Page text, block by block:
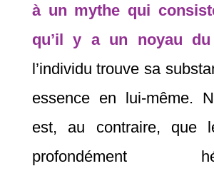
à un mythe qui
qu’il y a un noyau
l’individu trouve sa
essence en lui-même.
est, au contraire, que
profondément